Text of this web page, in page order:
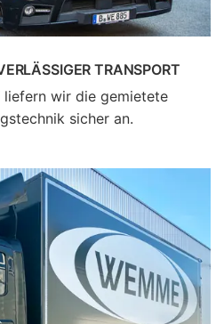
TRANSPORT
liefern wir die gemietete
sicher an.